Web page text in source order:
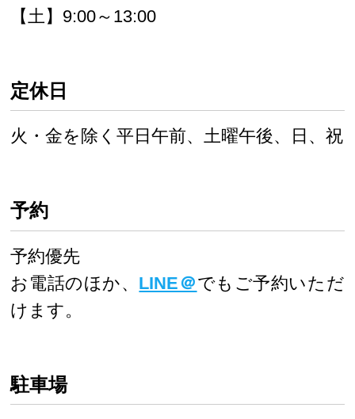
【土】9:00～13:00
定休日
火・金を除く平日午前、土曜午後、日、祝
予約
予約優先
お電話のほか、 LINE＠でもご予約いただ
けます。
駐車場